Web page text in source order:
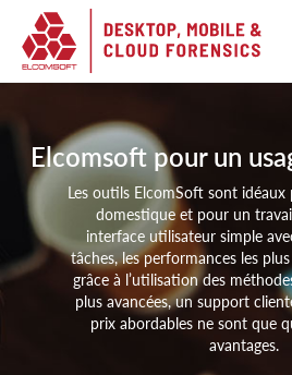
Elcomsoft pour un
Les outils ElcomSoft sont
domestique et pour un
interface utilisateur simple
tâches, les performances les
grâce à l’utilisation des
plus avancées, un support
prix abordables ne sont que
avantages.